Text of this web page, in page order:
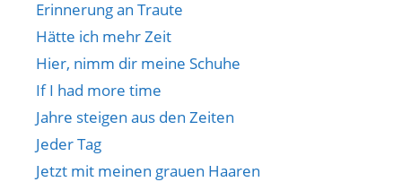
Erinnerung an Traute
Hätte ich mehr Zeit
Hier, nimm dir meine Schuhe
If I had more time
Jahre steigen aus den Zeiten
Jeder Tag
Jetzt mit meinen grauen Haaren